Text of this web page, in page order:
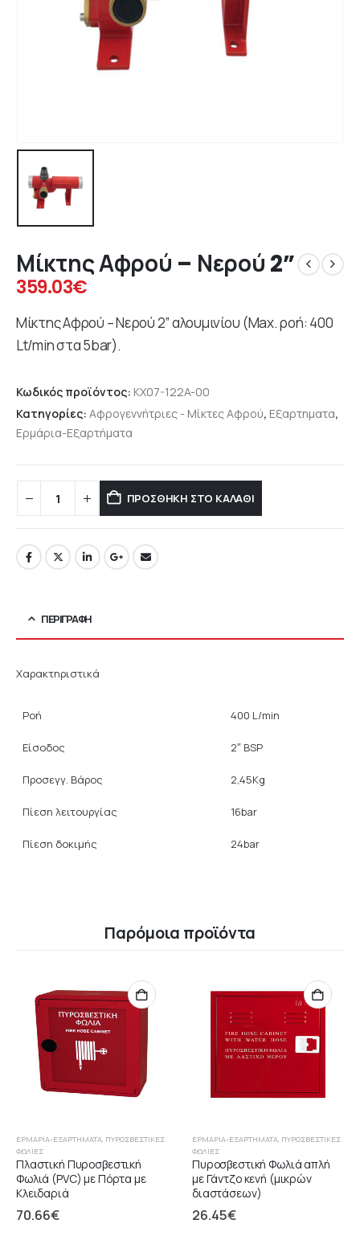
Μίκτης Αφρού – Νερού 2”
359.03€
Μίκτης Αφρού – Νερού 2” αλουμινίου (Max. ροή: 400
Lt/min στα 5bar).
Κωδικός προϊόντος: KX07-122A-00
Κατηγορίες: Αφρογεννήτριες - Μίκτες Αφρού, Εξαρτηματα,
Ερμάρια-Εξαρτήματα
ΠΡΟΣΘΉΚΗ ΣΤΟ ΚΑΛΆΘΙ
ΠΕΡΙΓΡΑΦΉ
Χαρακτηριστικά
Ροή 400 L/min
Είσοδος 2″ BSP
Προσεγγ. Βάρος 2,45Kg
Πίεση λειτουργίας 16bar
Πίεση δοκιμής 24bar
Παρόμοια προϊόντα
ΕΡΜΆΡΙΑ-ΕΞΑΡΤΉΜΑΤΑ, ΠΥΡΟΣΒΕΣΤΙΚΈΣ
ΦΩΛΙΈΣ
Πλαστική Πυροσβεστική
Φωλιά (PVC) με Πόρτα με
Κλειδαριά
70.66€
ΕΡΜΆΡΙΑ-ΕΞΑΡΤΉΜΑΤΑ, ΠΥΡΟΣΒΕΣΤΙΚΈΣ
ΦΩΛΙΈΣ
Πυροσβεστική Φωλιά απλή
με Γάντζο κενή (μικρών
διαστάσεων)
26.45€